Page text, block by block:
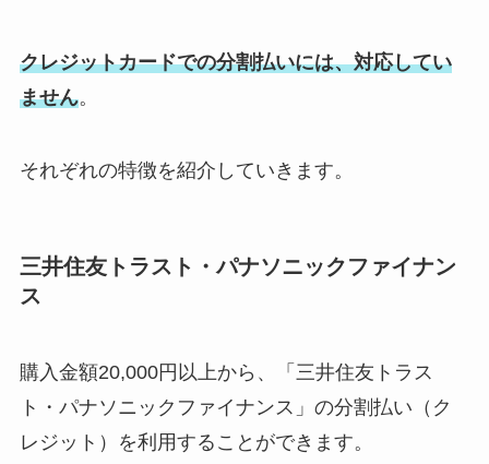
クレジットカードでの分割払いには、対応してい
ません。
それぞれの特徴を紹介していきます。
三井住友トラスト・パナソニックファイナン
ス
購入金額20,000円以上から、「三井住友トラス
ト・パナソニックファイナンス」の分割払い（ク
レジット）を利用することができます。